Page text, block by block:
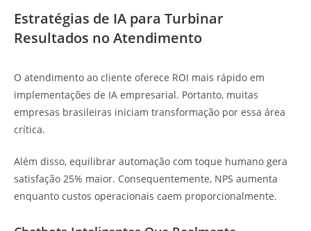
Estratégias de IA para Turbinar
Resultados no Atendimento
O atendimento ao cliente oferece ROI mais rápido em
implementações de IA empresarial. Portanto, muitas
empresas brasileiras iniciam transformação por essa área
crítica.
Além disso, equilibrar automação com toque humano gera
satisfação 25% maior. Consequentemente, NPS aumenta
enquanto custos operacionais caem proporcionalmente.